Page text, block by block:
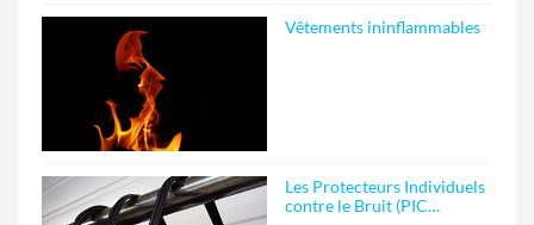
Vêtements ininflammables
Les Protecteurs Individuels
contre le Bruit (PIC…